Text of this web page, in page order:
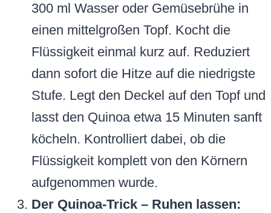
300 ml Wasser oder Gemüsebrühe in
einen mittelgroßen Topf. Kocht die
Flüssigkeit einmal kurz auf. Reduziert
dann sofort die Hitze auf die niedrigste
Stufe. Legt den Deckel auf den Topf und
lasst den Quinoa etwa 15 Minuten sanft
köcheln. Kontrolliert dabei, ob die
Flüssigkeit komplett von den Körnern
aufgenommen wurde.
Der Quinoa-Trick – Ruhen lassen: